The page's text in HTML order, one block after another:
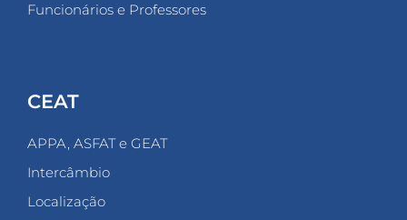
Funcionários e Professores
CEAT
APPA, ASFAT e GEAT
Intercâmbio
Localização